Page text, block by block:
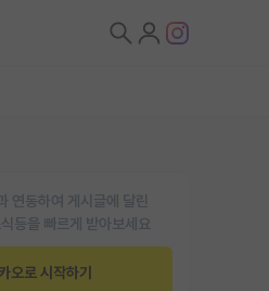
연동하여 게시글에 달린
등을 빠르게 받아보세요
오로 시작하기